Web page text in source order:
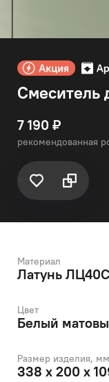
Смеситель
7 190 ₽
рекомендованная
Материал
Латунь
Цвет
Белый
Размер изделия,
338 х 200 х